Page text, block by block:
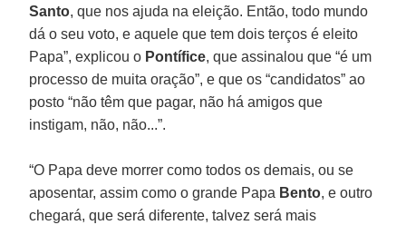
Santo, que nos ajuda na eleição. Então, todo mundo
dá o seu voto, e aquele que tem dois terços é eleito
Papa”, explicou o Pontífice, que assinalou que “é um
processo de muita oração”, e que os “candidatos” ao
posto “não têm que pagar, não há amigos que
instigam, não, não...”.
“O Papa deve morrer como todos os demais, ou se
aposentar, assim como o grande Papa Bento, e outro
chegará, que será diferente, talvez será mais